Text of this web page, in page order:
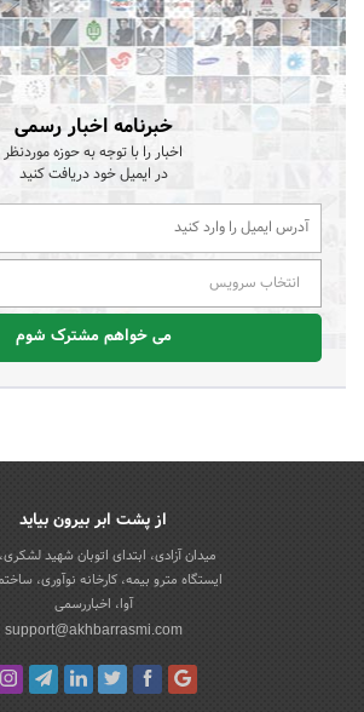
خبرنامه اخبار رسمی
اخبار را با توجه به حوزه موردنظر
در ایمیل خود دریافت کنید
انتخاب سرویس
می خواهم مشترک شوم
از پشت ابر بیرون بیاید
میدان آزادی، ابتدای اتوبان شهید
ایستگاه مترو بیمه، کارخانه نوآوری،
آوا، اخباررسمی
support@akhbarrasmi.com